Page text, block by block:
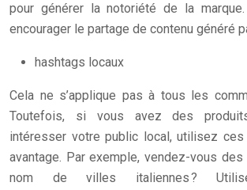
pour générer la notoriété de la
encourager le partage de contenu généré
hashtags locaux
Cela ne s’applique pas à tous les
Toutefois, si vous avez des
intéresser votre public local, utilisez ces
avantage. Par exemple, vendez-vous
nom de villes italiennes ?